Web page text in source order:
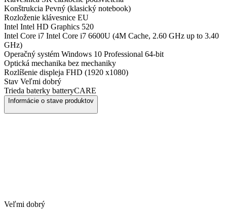
Konštrukcia Pevný (klasický notebook)
Rozloženie klávesnice EU
Intel Intel HD Graphics 520
Intel Core i7 Intel Core i7 6600U (4M Cache, 2.60 GHz up to 3.40
GHz)
Operačný systém Windows 10 Professional 64-bit
Optická mechanika bez mechaniky
Rozlíšenie displeja FHD (1920 x1080)
Stav Veľmi dobrý
Trieda baterky batteryCARE
Informácie o stave produktov
Veľmi dobrý